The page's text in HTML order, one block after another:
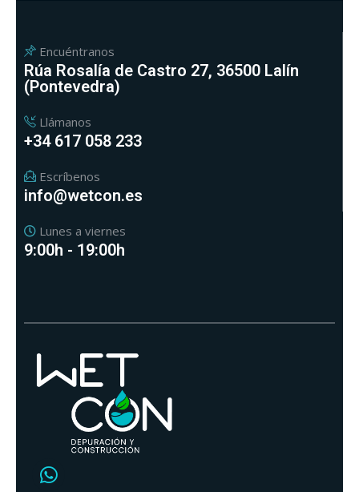
Encuéntranos
Rúa Rosalía de Castro 27, 36500 Lalín
(Pontevedra)
Llámanos
+34 617 058 233
Escríbenos
info@wetcon.es
Lunes a viernes
9:00h - 19:00h